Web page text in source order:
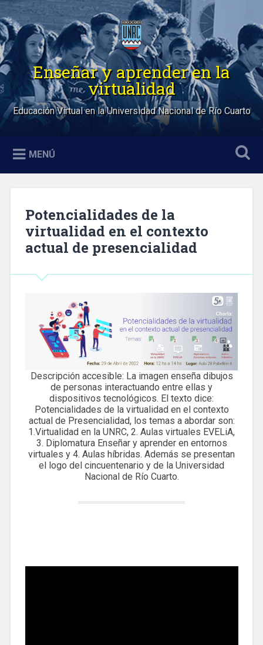
Saltar
al
contenido
Buscar
Enseñar y aprender en la
virtualidad
Educación Virtual en la Universidad Nacional de Río Cuarto
MENÚ
Potencialidades de la
virtualidad en el contexto
actual de presencialidad
Descripción accesible: La imagen enseña dibujos
de personas interactuando entre ellas y
dispositivos tecnológicos. El texto dice:
Potencialidades de la virtualidad en el contexto
actual de Presencialidad, los temas a abordar son:
1.Virtualidad en la UNRC, 2. Aulas virtuales EVELiA,
3. Diplomatura Enseñar y aprender en entornos
virtuales y 4. Aulas híbridas. Además se presentan
el logo del cincuentenario y de la Universidad
Nacional de Río Cuarto.